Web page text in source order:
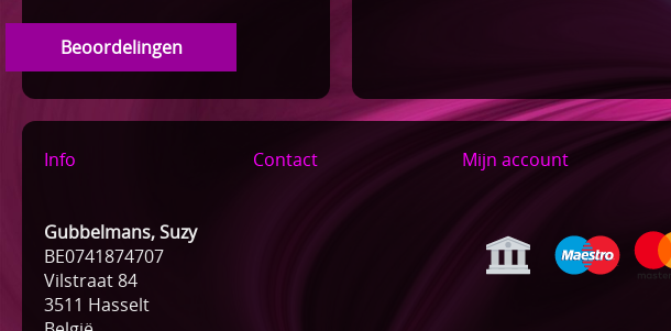
Beoordelingen
Info Contact Mijn account
Gubbelmans, Suzy
BE0741874707
Vilstraat 84
3511 Hasselt